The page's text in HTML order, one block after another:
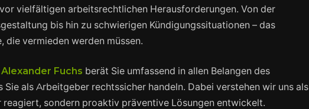
vielfältigen arbeitsrechtlichen Herausforderungen. Von der
bis hin zu schwierigen Kündigungssituationen – das
vermieden werden müssen.
Alexander Fuchs berät Sie umfassend in allen Belangen des
als Arbeitgeber rechtssicher handeln. Dabei verstehen wir uns als
sondern proaktiv präventive Lösungen entwickelt.